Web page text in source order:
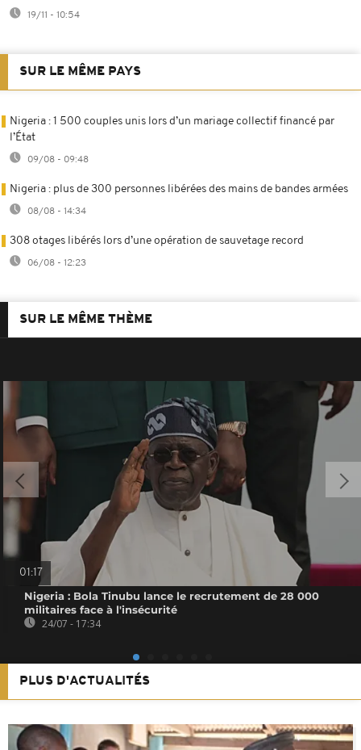
19/11 - 10:54
SUR LE MÊME PAYS
Nigeria : 1 500 couples unis lors d’un mariage collectif financé par
l’État
09/08 - 09:48
Nigeria : plus de 300 personnes libérées des mains de bandes armées
08/08 - 14:34
308 otages libérés lors d’une opération de sauvetage record
06/08 - 12:23
SUR LE MÊME THÈME
01:17
Nigeria : Bola Tinubu lance le recrutement de 28 000
militaires face à l'insécurité
24/07 - 17:34
PLUS D'ACTUALITÉS